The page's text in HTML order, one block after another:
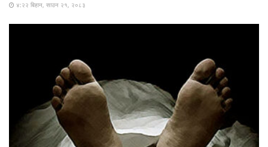
४:२२ बिहान, साउन २१, २०८३